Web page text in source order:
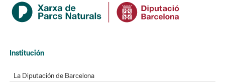
Institución
La Diputación de Barcelona